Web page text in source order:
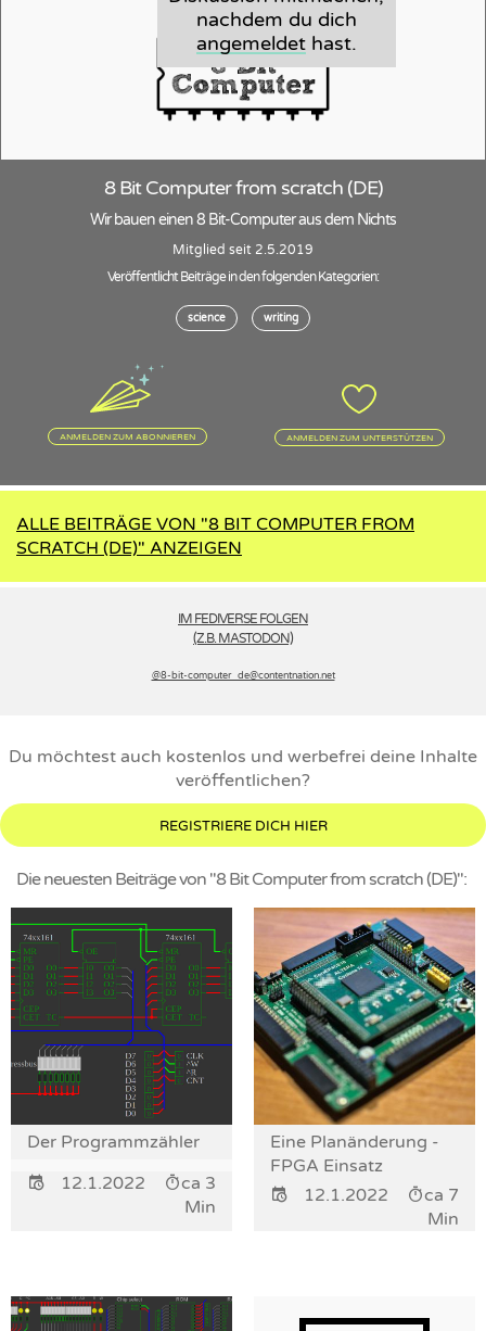
nachdem du dich
angemeldethast.
8 Bit Computer from scratch (DE)
Wir bauen einen 8 Bit-Computer aus dem Nichts
Mitglied seit 2.5.2019
Veröffentlicht Beiträge in den folgenden Kategorien:
science writing
ANMELDEN ZUM ABONNIEREN ANMELDEN ZUM UNTERSTÜTZEN
ALLE BEITRÄGE VON "8 BIT COMPUTER FROM
SCRATCH (DE)" ANZEIGEN
IM FEDIVERSE FOLGEN
(Z.B. MASTODON)
@8-bit-computer_de­@contentnation.net
Die neuesten Beiträge von "8 Bit Computer from scratch (DE)":
Der Programmzähler
12.1.2022
ca 3
Min
Eine Planänderung -
FPGA Einsatz
12.1.2022
ca 7
Min
Du möchtest auch kostenlos und werbefrei deine Inhalte
veröffentlichen?
REGISTRIERE DICH HIER